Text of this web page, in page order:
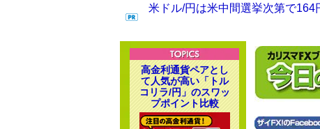
米ドル/円は米中間選挙次第で
高金利通貨ペアとし
て人気が高い「トル
コリラ/円」のスワッ
プポイント比較